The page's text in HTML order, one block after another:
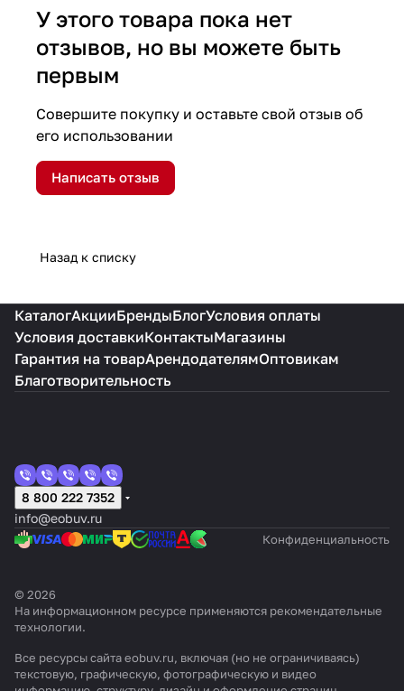
У этого товара пока нет
отзывов, но вы можете быть
первым
Совершите покупку и оставьте свой отзыв об
его использовании
Написать отзыв
Назад к списку
КаталогАкцииБрендыБлогУсловия оплаты
Условия доставкиКонтактыМагазины
Гарантия на товарАрендодателямОптовикам
Благотворительность
8 800 222 7352
info@eobuv.ru
Конфиденциальность
© 2026
На информационном ресурсе применяются рекомендательные
технологии.
Все ресурсы сайта eobuv.ru, включая (но не ограничиваясь)
текстовую, графическую, фотографическую и видео